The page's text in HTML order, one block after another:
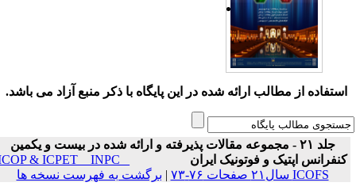
استفاده از مطالب ارائه شده در این پایگاه با ذکر منبع آزاد می باشد.
جلد ۲۱ - مجموعه مقالات پذیرفته و ارائه شده در بیست و یکمین
کنفرانس اپتیک و فوتونیک ایران
ICOP & ICPET _ INPC _
ICOFS سال۲۱ صفحات ۷۶-۷۳
|برگشت به فهرست نسخه ها